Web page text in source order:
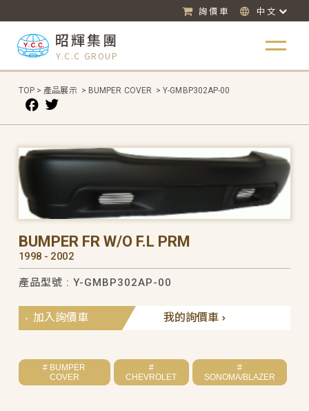
詢價車 中文
昭輝集團
Y.C.C GROUP
TOP > 產品展示 > BUMPER COVER > Y-GMBP302AP-00
BUMPER FR W/O F.L PRM
1998 - 2002
產品型號 : Y-GMBP302AP-00
我的詢價車
加入詢價車
# BUMPER
COVER
#
CHEVROLET
#
SONOMA/BLAZER